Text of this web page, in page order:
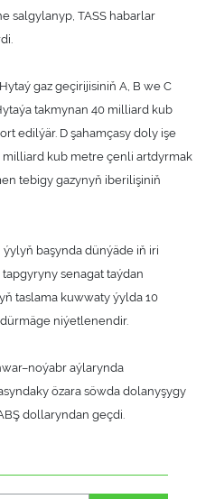
salgylanyp, TASS habarlar
gaz geçirijisiniň A, B we C
takmynan 40 milliard kub
edilýär. D şahamçasy doly işe
kub metre çenli artdyrmak
tebigy gazynyň iberilişiniň
ýylyň başynda dünýäde iň iri
tapgyryny senagat taýdan
taslama kuwwaty ýylda 10
niýetlenendir.
aýlarynda
özara söwda dolanyşygy
dollaryndan geçdi.